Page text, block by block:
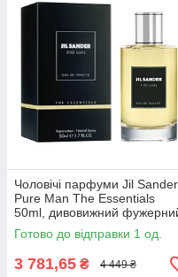
Чоловічі парфуми Jil Sander
Pure Man The Essentials
50ml, дивовижний
аромат
Готово до відправки 1 од.
3 781,65 ₴ 4 449 ₴